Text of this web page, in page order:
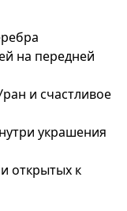
на передней
и счастливое
украшения
открытых к